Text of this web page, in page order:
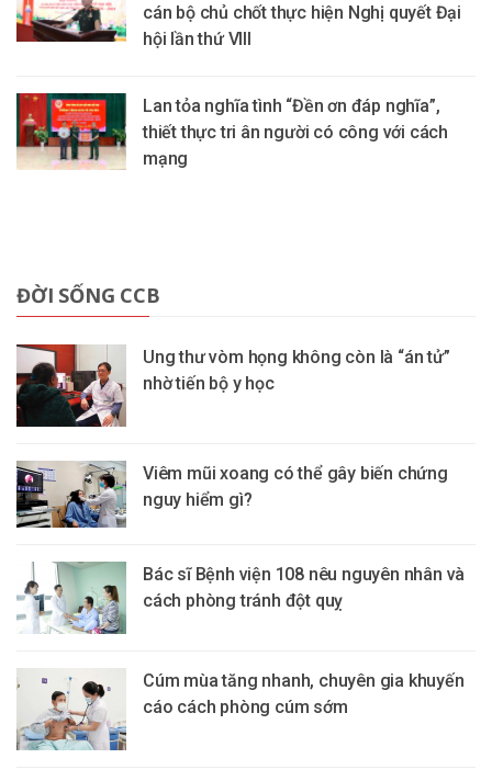
cán bộ chủ chốt thực hiện Nghị quyết Đại
hội lần thứ VIII
Lan tỏa nghĩa tình “Đền ơn đáp nghĩa”,
thiết thực tri ân người có công với cách
mạng
ĐỜI SỐNG CCB
Ung thư vòm họng không còn là “án tử”
nhờ tiến bộ y học
Viêm mũi xoang có thể gây biến chứng
nguy hiểm gì?
Bác sĩ Bệnh viện 108 nêu nguyên nhân và
cách phòng tránh đột quỵ
Cúm mùa tăng nhanh, chuyên gia khuyến
cáo cách phòng cúm sớm